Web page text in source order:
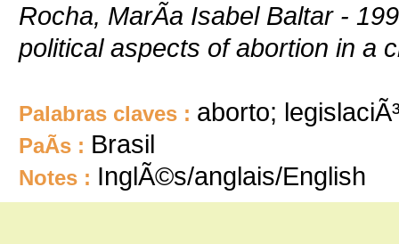
Rocha, MarÃ­a Isabel Baltar -
political aspects of abortion in a
Palabras claves : aborto;
PaÃ­s : Brasil
Notes : InglÃ©s/anglais/English